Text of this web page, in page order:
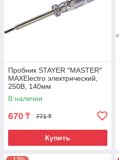
Пробник STAYER ″MASTER″
MAXElectro электрический,
250В, 140мм
В наличии
670 ₸ 771 ₸
Купить